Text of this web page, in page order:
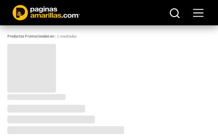
Productos Promocionales en:1resultados